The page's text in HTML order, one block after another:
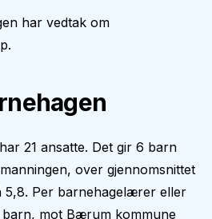
har vedtak om
21 ansatte. Det gir 6 barn
over gjennomsnittet
Per barnehagelærer eller
barn, mot Bærum kommune